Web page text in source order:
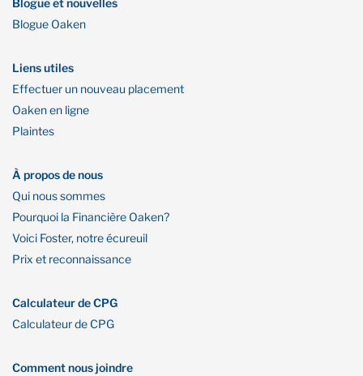
Blogue et nouvelles
Blogue Oaken
Liens utiles
Effectuer un nouveau placement
Oaken en ligne
Plaintes
À propos de nous
Qui nous sommes
Pourquoi la Financière Oaken?
Voici Foster, notre écureuil
Prix et reconnaissance
Calculateur de CPG
Calculateur de CPG
Comment nous joindre